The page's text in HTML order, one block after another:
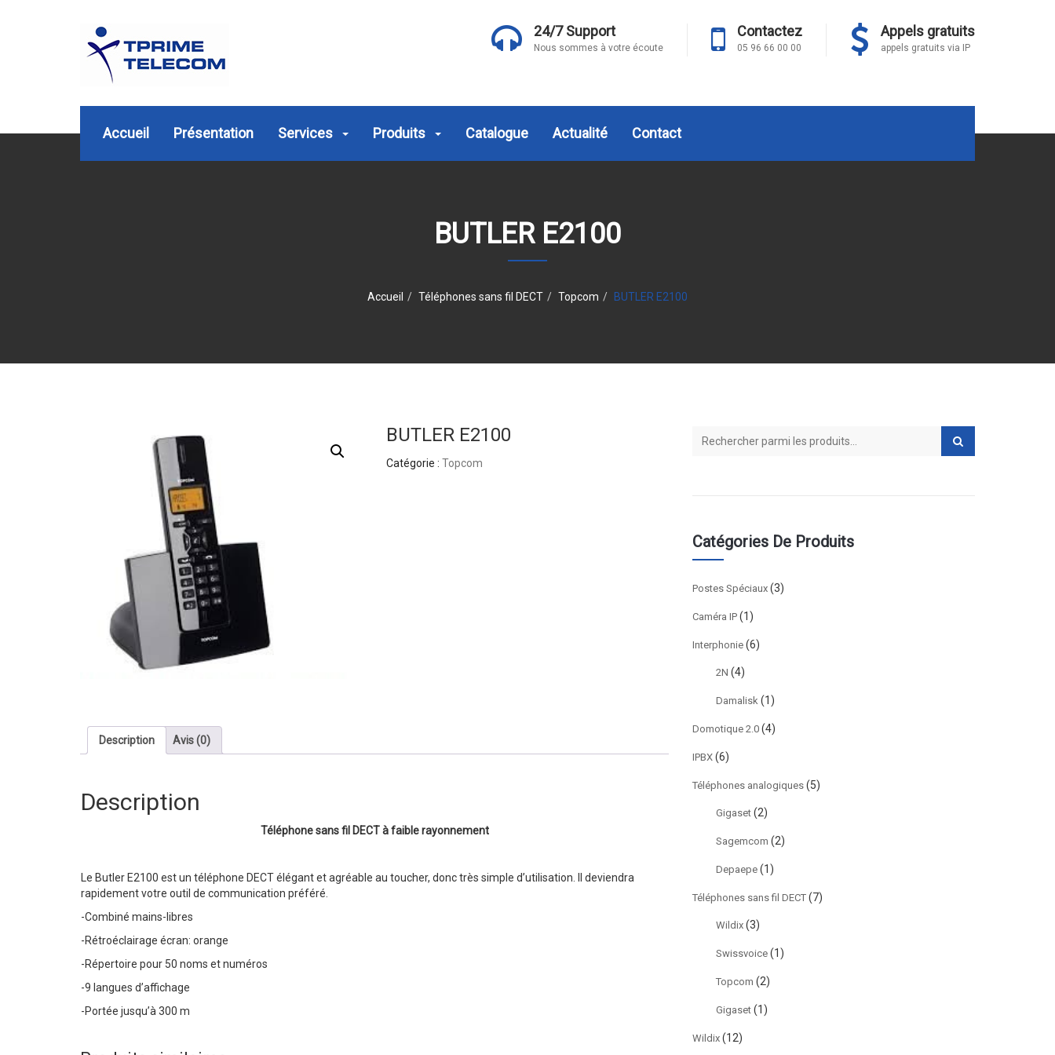
24/7 Support
Nous sommes à votre écoute
Contactez
05 96 66 00 00
Appels gratuits
appels gratuits via IP
Accueil Présentation Services Produits Catalogue Actualité Contact
BUTLER E2100
Accueil Téléphones sans fil DECT Topcom BUTLER E2100
BUTLER E2100
Catégorie : Topcom
Description Avis (0)
Description
Téléphone sans fil DECT à faible rayonnement
Le Butler E2100 est un téléphone DECT élégant et agréable au toucher, donc très simple d’utilisation. Il deviendra
rapidement votre outil de communication préféré.
-Combiné mains-libres
-Rétroéclairage écran: orange
-Répertoire pour 50 noms et numéros
-9 langues d’affichage
-Portée jusqu’à 300 m
Catégories De Produits
Postes Spéciaux (3)
Caméra IP (1)
Interphonie (6)
2N (4)
Damalisk (1)
Domotique 2.0 (4)
IPBX (6)
Téléphones analogiques (5)
Gigaset (2)
Sagemcom (2)
Depaepe (1)
Téléphones sans fil DECT (7)
Wildix (3)
Swissvoice (1)
Topcom (2)
Gigaset (1)
Wildix (12)